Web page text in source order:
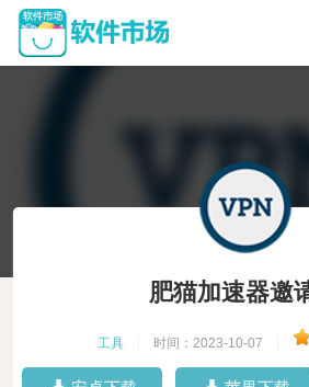
肥猫加速器邀
工具 时间：2023-10-07